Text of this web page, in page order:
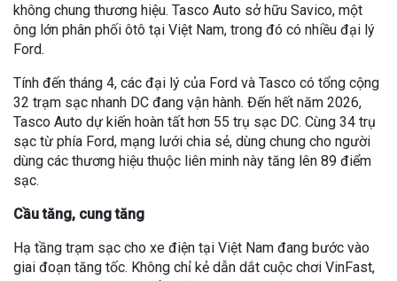
không chung thương hiệu. Tasco Auto sở hữu Savico, một
ông lớn phân phối ôtô tại Việt Nam, trong đó có nhiều đại lý
Ford.
Tính đến tháng 4, các đại lý của Ford và Tasco có tổng cộng
32 trạm sạc nhanh DC đang vận hành. Đến hết năm 2026,
Tasco Auto dự kiến hoàn tất hơn 55 trụ sạc DC. Cùng 34 trụ
sạc từ phía Ford, mạng lưới chia sẻ, dùng chung cho người
dùng các thương hiệu thuộc liên minh này tăng lên 89 điểm
sạc.
Cầu tăng, cung tăng
Hạ tầng trạm sạc cho xe điện tại Việt Nam đang bước vào
giai đoạn tăng tốc. Không chỉ kẻ dẫn dắt cuộc chơi VinFast,